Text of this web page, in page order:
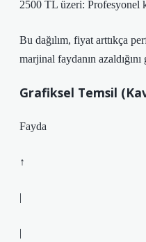
2500 TL üzeri: Profesyonel
Bu dağılım, fiyat arttıkça
marjinal faydanın azaldığını
Grafiksel Temsil
Fayda
↑
|
|